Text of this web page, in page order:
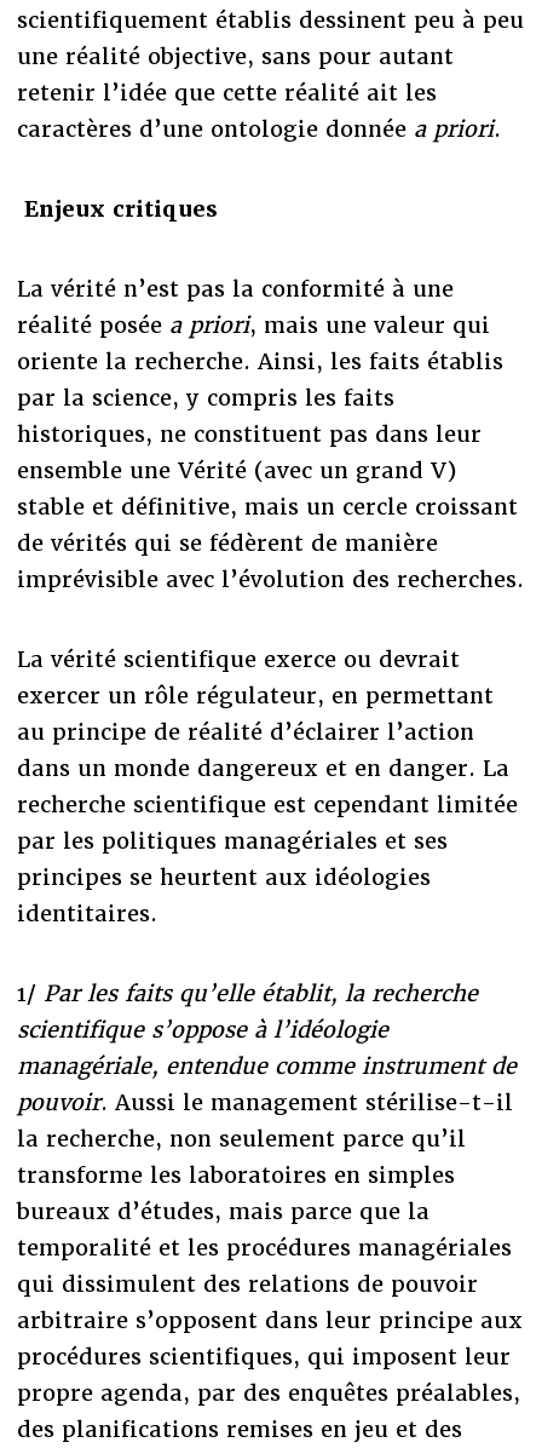
scientifiquement établis dessinent peu à peu
une réalité objective, sans pour autant
retenir l’idée que cette réalité ait les
caractères d’une ontologie donnée a priori.
Enjeux critiques
La vérité n’est pas la conformité à une
réalité posée a priori, mais une valeur qui
oriente la recherche. Ainsi, les faits établis
par la science, y compris les faits
historiques, ne constituent pas dans leur
ensemble une Vérité (avec un grand V)
stable et définitive, mais un cercle croissant
de vérités qui se fédèrent de manière
imprévisible avec l’évolution des recherches.
La vérité scientifique exerce ou devrait
exercer un rôle régulateur, en permettant
au principe de réalité d’éclairer l’action
dans un monde dangereux et en danger. La
recherche scientifique est cependant limitée
par les politiques managériales et ses
principes se heurtent aux idéologies
identitaires.
1/ Par les faits qu’elle établit, la recherche
scientifique s’oppose à l’idéologie
managériale, entendue comme instrument de
pouvoir. Aussi le management stérilise-t-il
la recherche, non seulement parce qu’il
transforme les laboratoires en simples
bureaux d’études, mais parce que la
temporalité et les procédures managériales
qui dissimulent des relations de pouvoir
arbitraire s’opposent dans leur principe aux
procédures scientifiques, qui imposent leur
propre agenda, par des enquêtes préalables,
des planifications remises en jeu et des